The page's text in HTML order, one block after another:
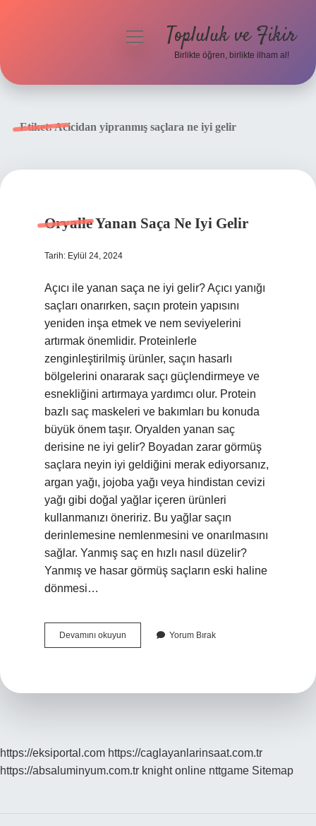
menüyüTopluluk ve Fikir
Birlikte öğren, birlikte ilham al!
Etiket:Acicidan yipranmış saçlara ne iyi gelir
Oryalle Yanan Saça Ne Iyi Gelir
Tarih: Eylül 24, 2024
Açıcı ile yanan saça ne iyi gelir? Açıcı yanığı
saçları onarırken, saçın protein yapısını
yeniden inşa etmek ve nem seviyelerini
artırmak önemlidir. Proteinlerle
zenginleştirilmiş ürünler, saçın hasarlı
bölgelerini onararak saçı güçlendirmeye ve
esnekliğini artırmaya yardımcı olur. Protein
bazlı saç maskeleri ve bakımları bu konuda
büyük önem taşır. Oryalden yanan saç
derisine ne iyi gelir? Boyadan zarar görmüş
saçlara neyin iyi geldiğini merak ediyorsanız,
argan yağı, jojoba yağı veya hindistan cevizi
yağı gibi doğal yağlar içeren ürünleri
kullanmanızı öneririz. Bu yağlar saçın
derinlemesine nemlenmesini ve onarılmasını
sağlar. Yanmış saç en hızlı nasıl düzelir?
Yanmış ve hasar görmüş saçların eski haline
dönmesi…
Devamını okuyun
Yanan
Yorum Bırak
https://eksiportal.com https://caglayanlarinsaat.com.tr
https://absaluminyum.com.tr knight online nttgame Sitemap